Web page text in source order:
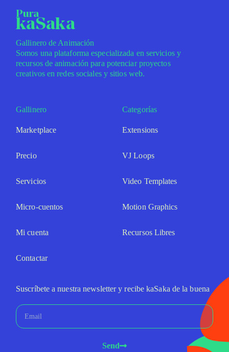
Pura
kaSaka
Gallinero de Animación
Somos una plataforma especializada en servicios y
recursos de animación para potenciar proyectos
creativos en redes sociales y sitios web.
Gallinero
Marketplace
Precio
Servicios
Micro-cuentos
Mi cuenta
Contactar
Categorías
Extensions
VJ Loops
Video Templates
Motion Graphics
Recursos Libres
Suscríbete a nuestra newsletter y recibe kaSaka de la buena
Send